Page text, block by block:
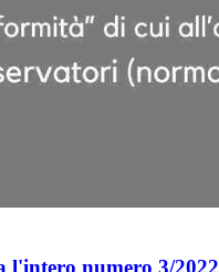
l'intero numero 3/2022